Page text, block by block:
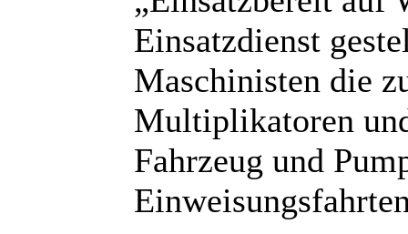
Einsatzdienst
Maschinisten die
Multiplikatoren
Fahrzeug und